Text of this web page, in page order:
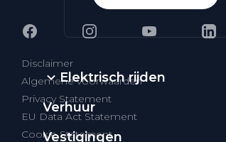
Elektrisch rijden
Verhuur
Vestigingen
Disclaimer
Algemene voorwaarden
Privacy Statement
EU Data Act Statement
Cookie Statement